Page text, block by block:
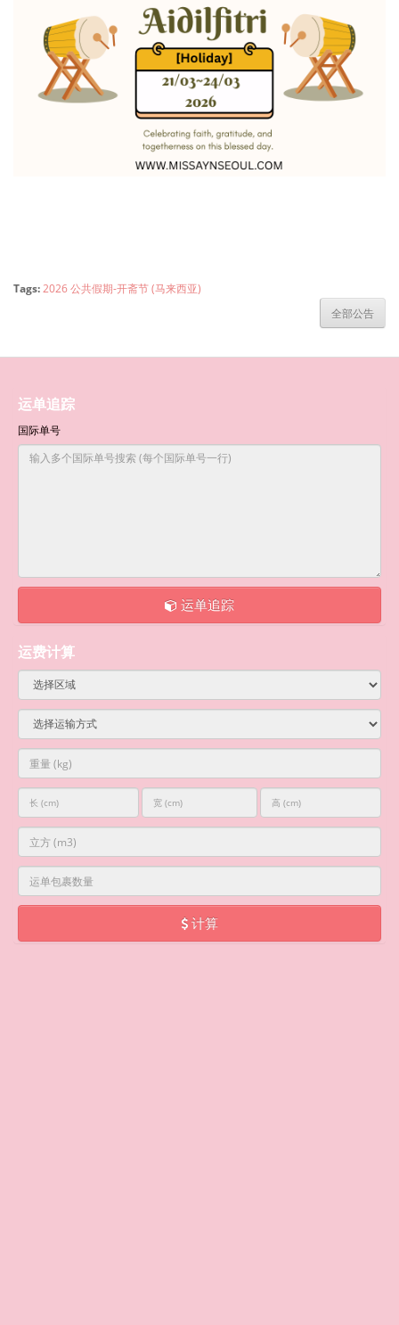
Tags:2026 公共假期-开斋节 (马来西亚)
全部公告
运单追踪
国际单号
运单追踪
运费计算
计算